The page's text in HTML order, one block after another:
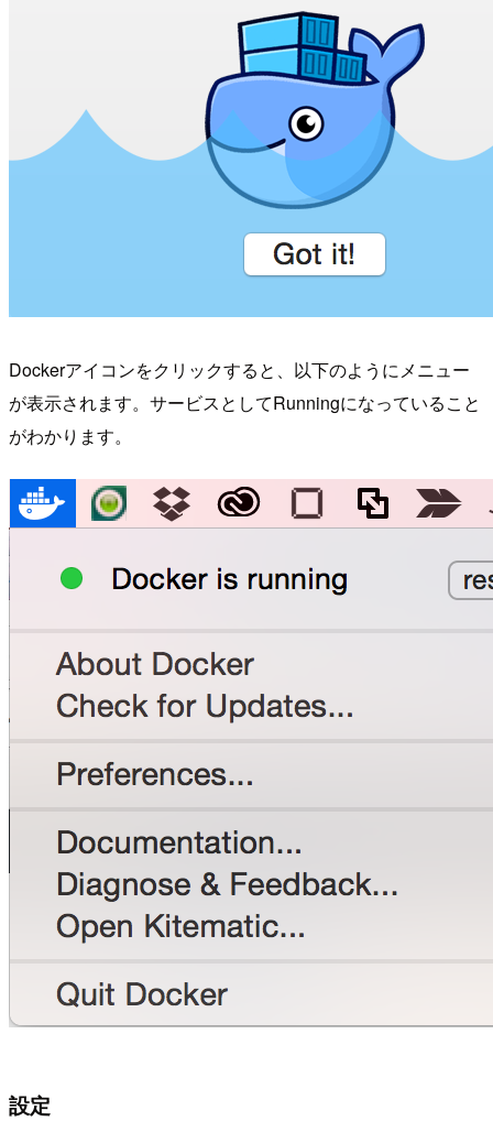
Dockerアイコンをクリックすると、以下のようにメニュー
が表示されます。サービスとしてRunningになっていること
がわかります。
設定